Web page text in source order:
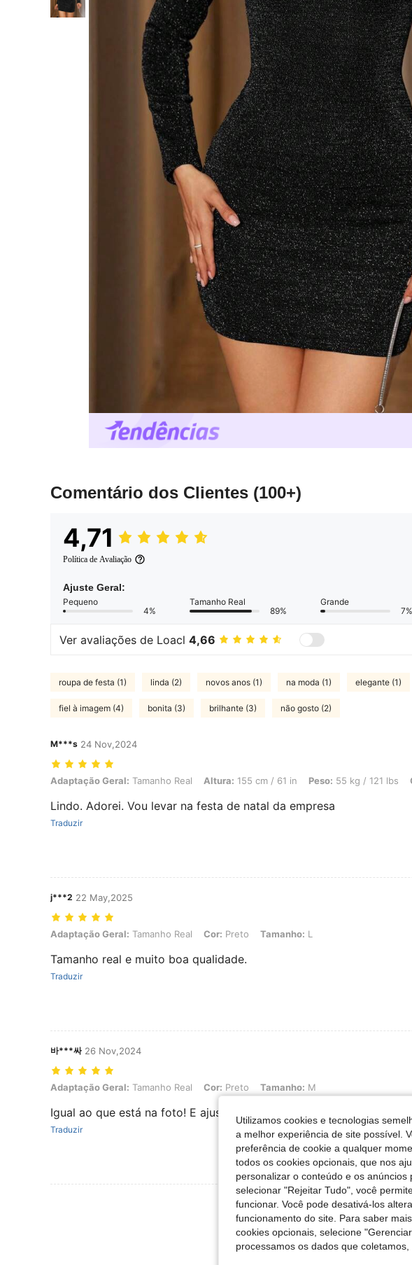
Comentário dos Clientes (100+)
4,71
Política de Avaliação
Ajuste Geral:
Pequeno
4%
Tamanho Real
89%
Grande
7%
Ver avaliações de Loacl 4,66
roupa de festa (1) linda (2) novos anos (1) na moda (1) elegante (1)
fiel à imagem (4) bonita (3) brilhante (3) não gosto (2)
M***s 24 Nov,2024
Adaptação Geral: Tamanho Real, Altura: 155 cm / 61 in, Peso: 55 kg / 121 lbs, Cor: Preto,
Adaptação Geral: Tamanho Real Altura: 155 cm / 61 in Peso: 55 kg / 121 lbs
Lindo. Adorei. Vou levar na festa de natal da empresa
Traduzir
j***2 22 May,2025
Adaptação Geral: Tamanho Real, Cor: Preto, Tamanho: L
Adaptação Geral: Tamanho Real Cor: Preto Tamanho: L
Tamanho real e muito boa qualidade.
Traduzir
바***싸 26 Nov,2024
Adaptação Geral: Tamanho Real, Cor: Preto, Tamanho: M
Adaptação Geral: Tamanho Real Cor: Preto Tamanho: M
Igual ao que está na foto! E ajusta muito bem ao corpo.
Traduzir
Ver Mais Avaliações
Utilizamos cookies e tecnologias
a melhor experiência de site possível.
preferência de cookie a qualquer
todos os cookies opcionais, que nos
personalizar o conteúdo e os
selecionar "Rejeitar Tudo", você
funcionar. Você pode desativá-los
funcionamento do site. Para saber
cookies opcionais, selecione
processamos os dados que coletamos,